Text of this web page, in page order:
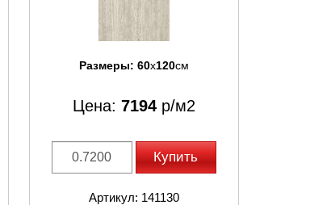
Размеры: 60x120см
Цена: 7194р/м2
Купить
Артикул: 141130